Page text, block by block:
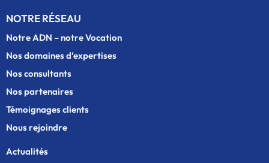
NOTRE RÉSEAU
Notre ADN – notre Vocation
Nos domaines d’expertises
Nos consultants
Nos partenaires
Témoignages clients
Nous rejoindre
Actualités